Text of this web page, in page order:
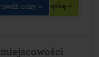
pieczątkę »
ceny »